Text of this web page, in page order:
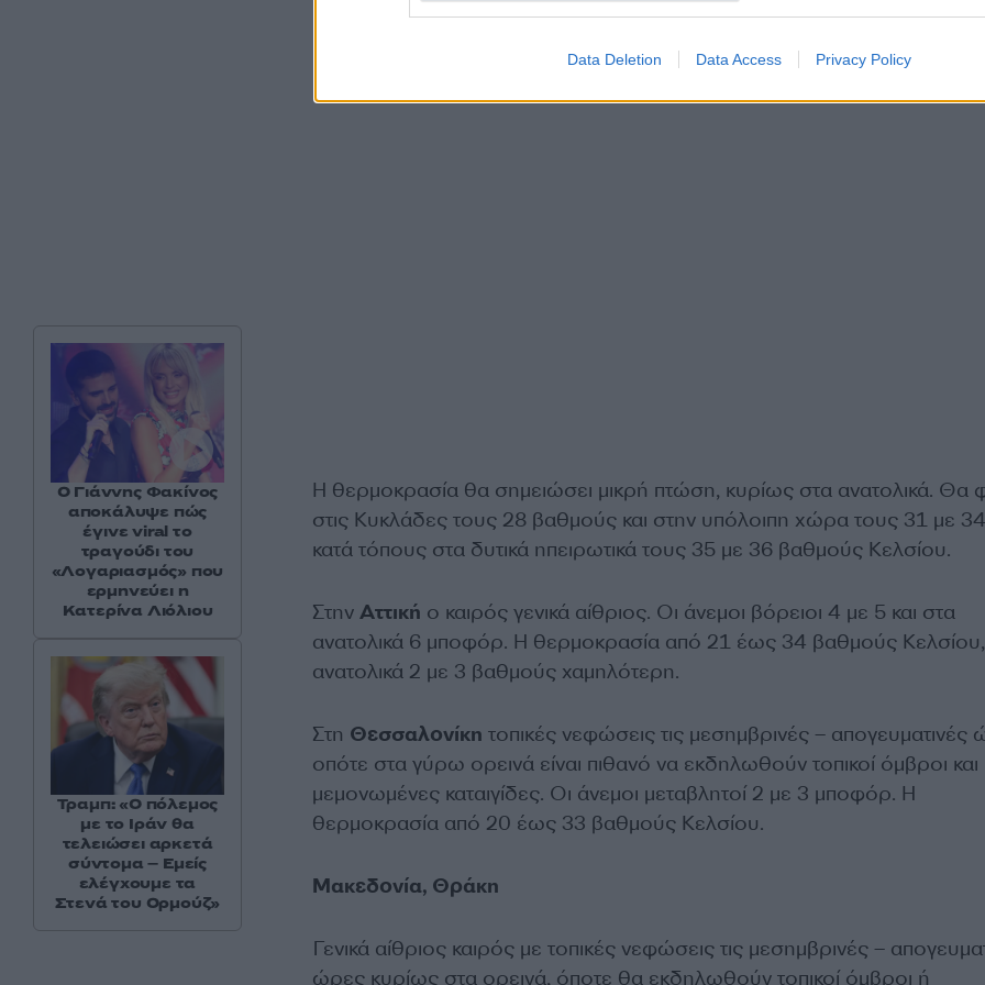
Data Deletion Data Access Privacy Policy
Η θερμοκρασία θα σημειώσει μικρή πτώση, κυρίως στα ανατολικά. Θα
στις Κυκλάδες τους 28 βαθμούς και στην υπόλοιπη χώρα τους 31 με 34
κατά τόπους στα δυτικά ηπειρωτικά τους 35 με 36 βαθμούς Κελσίου.
Στην Αττική ο καιρός γενικά αίθριος. Οι άνεμοι βόρειοι 4 με 5 και στα
ανατολικά 6 μποφόρ. Η θερμοκρασία από 21 έως 34 βαθμούς
ανατολικά 2 με 3 βαθμούς χαμηλότερη.
Στη Θεσσαλονίκη τοπικές νεφώσεις τις μεσημβρινές – απογευματινές
οπότε στα γύρω ορεινά είναι πιθανό να εκδηλωθούν τοπικοί όμβροι και
μεμονωμένες καταιγίδες. Οι άνεμοι μεταβλητοί 2 με 3 μποφόρ. Η
θερμοκρασία από 20 έως 33 βαθμούς Κελσίου.
Μακεδονία, Θράκη
Γενικά αίθριος καιρός με τοπικές νεφώσεις τις μεσημβρινές –
ώρες κυρίως στα ορεινά, όποτε θα εκδηλωθούν τοπικοί όμβροι ή
Ο Γιάννης Φακίνος
αποκάλυψε πώς
έγινε viral το
τραγούδι του
«Λογαριασμός» που
ερμηνεύει η
Κατερίνα Λιόλιου
Τραμπ: «Ο πόλεμος
με το Ιράν θα
τελειώσει αρκετά
σύντομα – Εμείς
ελέγχουμε τα
Στενά του Ορμούζ»